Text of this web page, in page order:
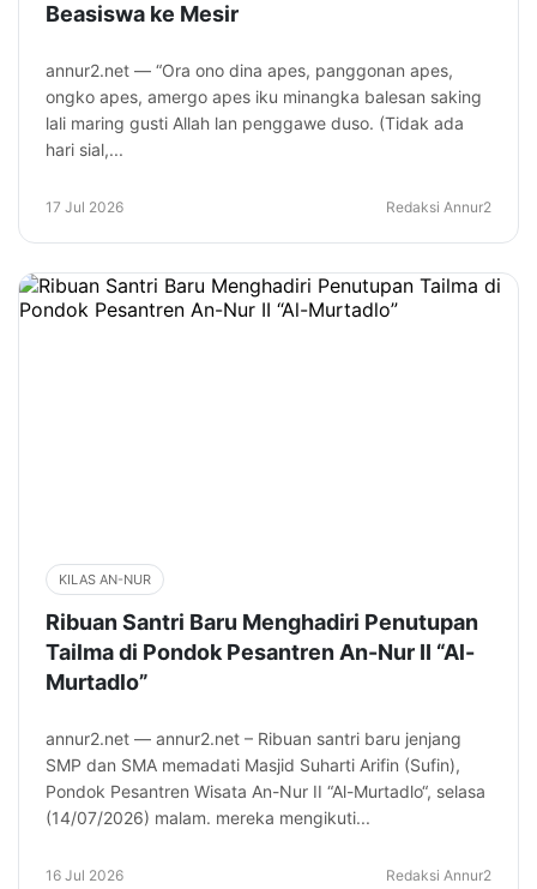
Beasiswa ke Mesir
annur2.net — “Ora ono dina apes, panggonan apes,
ongko apes, amergo apes iku minangka balesan saking
lali maring gusti Allah lan penggawe duso. (Tidak ada
hari sial,...
17 Jul 2026 Redaksi Annur2
KILAS AN-NUR
Ribuan Santri Baru Menghadiri Penutupan
Tailma di Pondok Pesantren An-Nur II “Al-
Murtadlo”
annur2.net — annur2.net – Ribuan santri baru jenjang
SMP dan SMA memadati Masjid Suharti Arifin (Sufin),
Pondok Pesantren Wisata An-Nur II “Al-Murtadlo“, selasa
(14/07/2026) malam. mereka mengikuti...
16 Jul 2026 Redaksi Annur2